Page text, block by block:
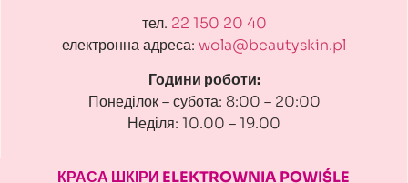
тел. 22 150 20 40
електронна адреса: wola@beautyskin.pl
Години роботи:
Понеділок – субота: 8:00 – 20:00
Неділя: 10.00 – 19.00
КРАСА ШКІРИ ELEKTROWNIA POWIŚLE